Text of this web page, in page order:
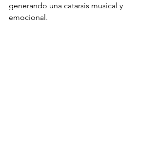
generando una catarsis musical y
emocional.